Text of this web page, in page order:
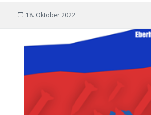
Veröffentlicht
18. Oktober 2022